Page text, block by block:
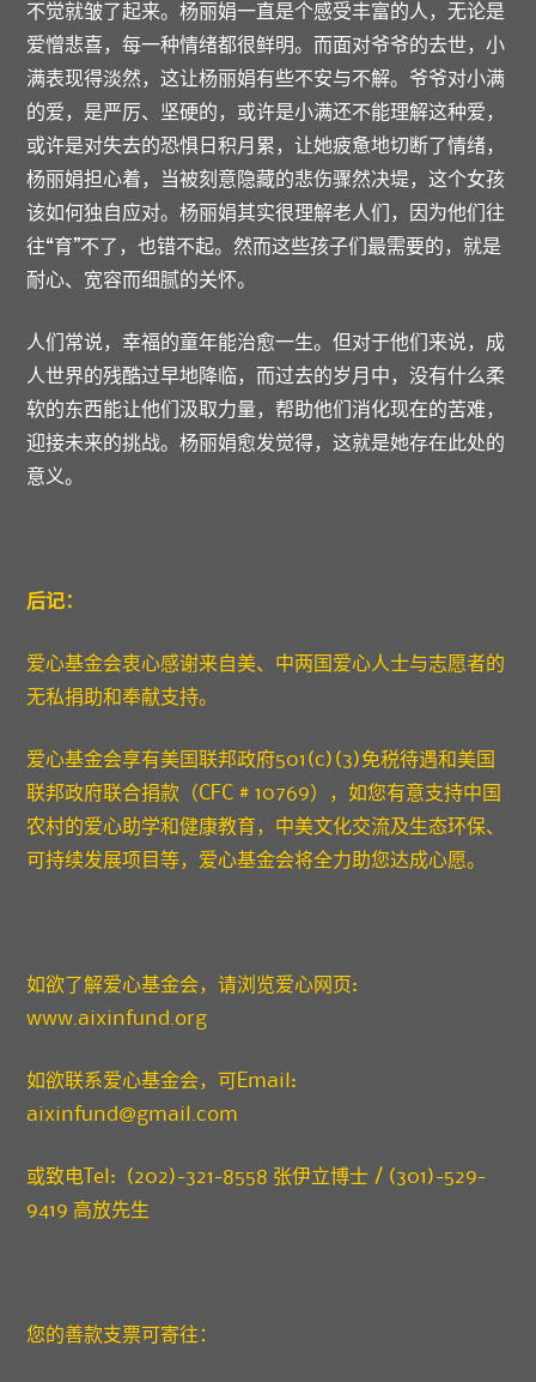
不觉就皱了起来。杨丽娟一直是个感受丰富的人，无论是
爱憎悲喜，每一种情绪都很鲜明。而面对爷爷的去世，小
满表现得淡然，这让杨丽娟有些不安与不解。爷爷对小满
的爱，是严厉、坚硬的，或许是小满还不能理解这种爱，
或许是对失去的恐惧日积月累，让她疲惫地切断了情绪，
杨丽娟担心着，当被刻意隐藏的悲伤骤然决堤，这个女孩
该如何独自应对。杨丽娟其实很理解老人们，因为他们往
往“育”不了，也错不起。然而这些孩子们最需要的，就是
耐心、宽容而细腻的关怀。
人们常说，幸福的童年能治愈一生。但对于他们来说，成
人世界的残酷过早地降临，而过去的岁月中，没有什么柔
软的东西能让他们汲取力量，帮助他们消化现在的苦难，
迎接未来的挑战。杨丽娟愈发觉得，这就是她存在此处的
意义。
后记：
爱心基金会衷心感谢来自美、中两国爱心人士与志愿者的
无私捐助和奉献支持。
爱心基金会享有美国联邦政府501(c)(3)免税待遇和美国
联邦政府联合捐款（CFC # 10769），如您有意支持中国
农村的爱心助学和健康教育，中美文化交流及生态环保、
可持续发展项目等，爱心基金会将全力助您达成心愿。
如欲了解爱心基金会，请浏览爱心网页:
www.aixinfund.org
如欲联系爱心基金会，可Email:
aixinfund@gmail.com
或致电Tel: (202)-321-8558 张伊立博士 / (301)-529-
9419 高放先生
您的善款支票可寄往：